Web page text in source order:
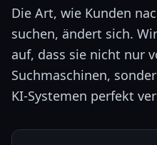
Die Art, wie Kunden
suchen, ändert sich.
auf, dass sie nicht nur
Suchmaschinen,
KI-Systemen perfekt